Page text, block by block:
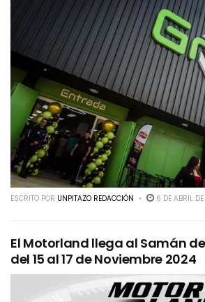
ESCRITO POR UNPITAZO REDACCIÓN 6 DE ABRIL
El Motorland llega al Samán
del 15 al 17 de Noviembre 2024